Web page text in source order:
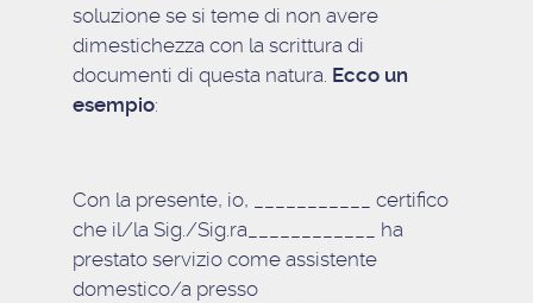
soluzione se si teme di non avere
dimestichezza con la scrittura di
documenti di questa natura. Ecco un
esempio:
Con la presente, io, ___________ certifico
che il/la Sig./Sig.ra____________ ha
prestato servizio come assistente
domestico/a presso